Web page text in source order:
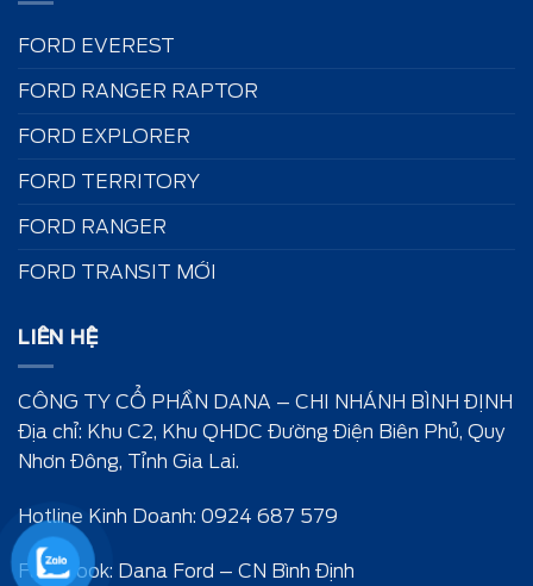
FORD EVEREST
FORD RANGER RAPTOR
FORD EXPLORER
FORD TERRITORY
FORD RANGER
FORD TRANSIT MỚI
LIÊN HỆ
CÔNG TY CỔ PHẦN DANA – CHI NHÁNH BÌNH ĐỊNH
Địa chỉ: Khu C2, Khu QHDC Đường Điện Biên Phủ, Quy
Nhơn Đông, Tỉnh Gia Lai.
Hotline Kinh Doanh: 0924 687 579
Facebook: Dana Ford – CN Bình Định